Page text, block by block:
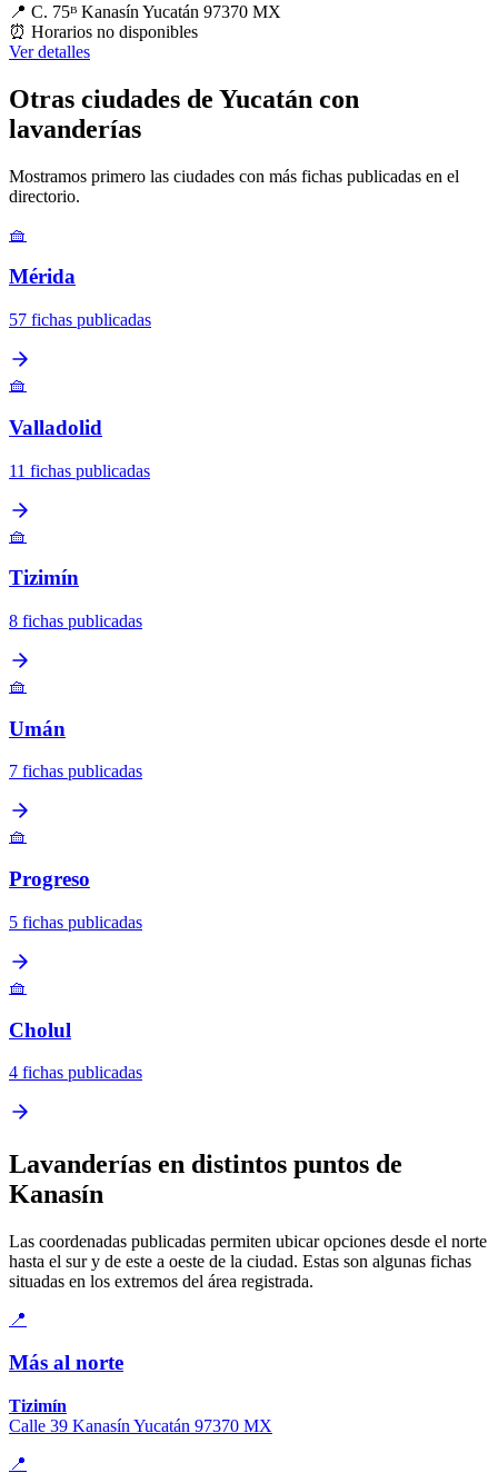
📍 C. 75ᴮ Kanasín Yucatán 97370 MX
⏰ Horarios no disponibles
Ver detalles
Otras ciudades de Yucatán con
lavanderías
Mostramos primero las ciudades con más fichas publicadas en el
directorio.
🧺
Mérida
57 fichas publicadas
🧺
Valladolid
11 fichas publicadas
🧺
Tizimín
8 fichas publicadas
🧺
Umán
7 fichas publicadas
🧺
Progreso
5 fichas publicadas
🧺
Cholul
4 fichas publicadas
Lavanderías en distintos puntos de
Kanasín
Las coordenadas publicadas permiten ubicar opciones desde el norte
hasta el sur y de este a oeste de la ciudad. Estas son algunas fichas
situadas en los extremos del área registrada.
📍
Más al norte
Tizimín
Calle 39 Kanasín Yucatán 97370 MX
📍